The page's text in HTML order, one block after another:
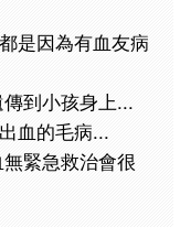
是因為有血友病
到小孩身上...
血的毛病...
緊急救治會很